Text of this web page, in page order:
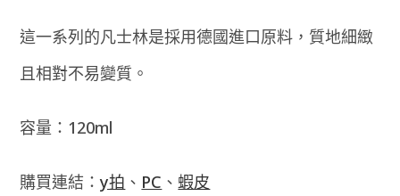
這一系列的凡士林是採用德國進口原料，質地細緻
且相對不易變質。
容量：120ml
購買連結：y拍 、 PC 、蝦皮